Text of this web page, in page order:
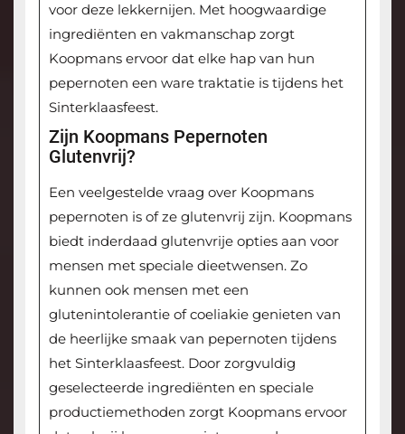
voor deze lekkernijen. Met hoogwaardige
ingrediënten en vakmanschap zorgt
Koopmans ervoor dat elke hap van hun
pepernoten een ware traktatie is tijdens het
Sinterklaasfeest.
Zijn Koopmans Pepernoten
Glutenvrij?
Een veelgestelde vraag over Koopmans
pepernoten is of ze glutenvrij zijn. Koopmans
biedt inderdaad glutenvrije opties aan voor
mensen met speciale dieetwensen. Zo
kunnen ook mensen met een
glutenintolerantie of coeliakie genieten van
de heerlijke smaak van pepernoten tijdens
het Sinterklaasfeest. Door zorgvuldig
geselecteerde ingrediënten en speciale
productiemethoden zorgt Koopmans ervoor